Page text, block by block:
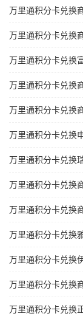
万里通积分卡兑换
万里通积分卡兑换
万里通积分卡兑换
万里通积分卡兑换
万里通积分卡兑换
万里通积分卡兑换
万里通积分卡兑换
万里通积分卡兑换
万里通积分卡兑换
万里通积分卡兑换
万里通积分卡兑换
万里通积分卡兑换
万里通积分卡兑换